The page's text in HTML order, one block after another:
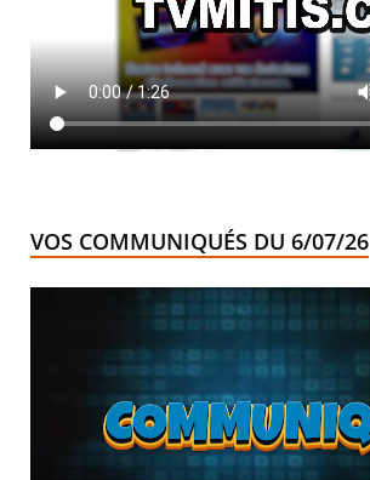
VOS COMMUNIQUÉS DU 6/07/26